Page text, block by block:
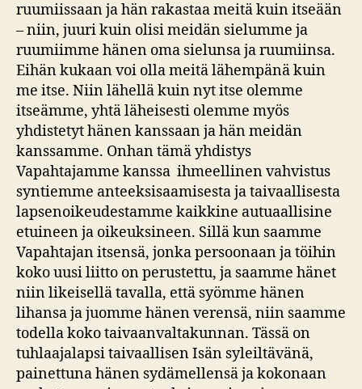
ruumiissaan ja hän rakastaa meitä kuin itseään
– niin, juuri kuin olisi meidän sielumme ja
ruumiimme hänen oma sielunsa ja ruumiinsa.
Eihän kukaan voi olla meitä lähempänä kuin
me itse. Niin lähellä kuin nyt itse olemme
itseämme, yhtä läheisesti olemme myös
yhdistetyt hänen kanssaan ja hän meidän
kanssamme. Onhan tämä yhdistys
Vapahtajamme kanssa ihmeellinen vahvistus
syntiemme anteeksisaamisesta ja taivaallisesta
lapsenoikeudestamme kaikkine autuaallisine
etuineen ja oikeuksineen. Sillä kun saamme
Vapahtajan itsensä, jonka persoonaan ja töihin
koko uusi liitto on perustettu, ja saamme hänet
niin likeisellä tavalla, että syömme hänen
lihansa ja juomme hänen verensä, niin saamme
todella koko taivaanvaltakunnan. Tässä on
tuhlaajalapsi taivaallisen Isän syleiltävänä,
painettuna hänen sydämellensä ja kokonaan